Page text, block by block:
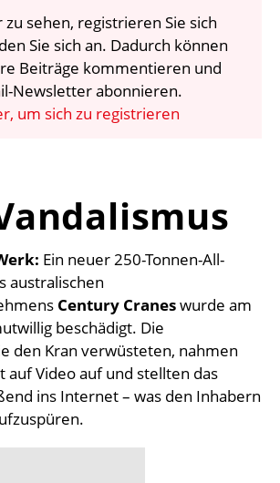
VIDEOS
BIBLIOTHEK
KRAN & BÜHNE
EINHEITENKONVERTER
KONTAKT
zu sehen, registrieren Sie sich
Sie sich an. Dadurch können
Beiträge kommentieren und
Newsletter abonnieren.
um sich zu registrieren
Ein neuer 250-Tonnen-All-
australischen
Century Craneswurde am
beschädigt. Die
den Kran verwüsteten, nahmen
auf Video auf und stellten das
ins Internet – was den Inhabern